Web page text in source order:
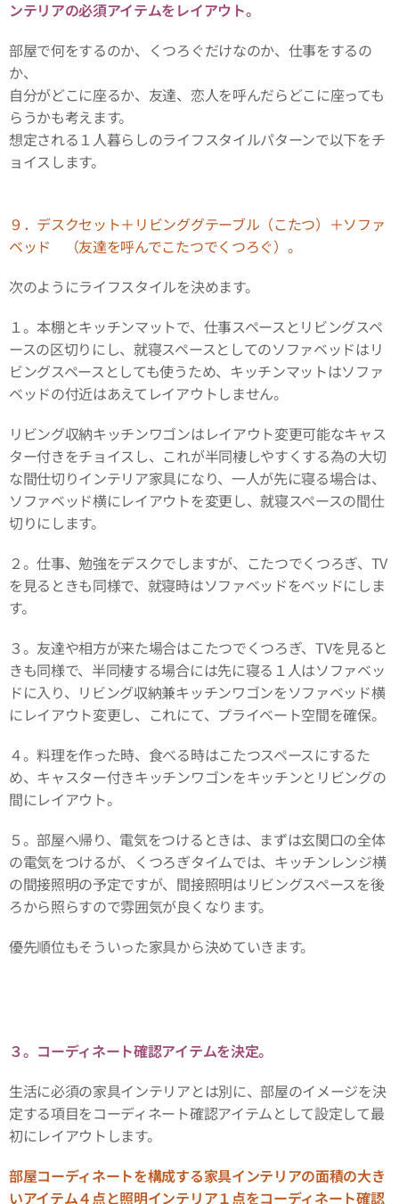
ンテリアの必須アイテムをレイアウト。
部屋で何をするのか、くつろぐだけなのか、仕事をするの
か、
自分がどこに座るか、友達、恋人を呼んだらどこに座っても
らうかも考えます。
想定される１人暮らしのライフスタイルパターンで以下をチ
ョイスします。
９．デスクセット＋リビンググテーブル（こたつ）＋ソファ
ベッド （友達を呼んでこたつでくつろぐ）。
次のようにライフスタイルを決めます。
１。本棚とキッチンマットで、仕事スペースとリビングスペ
ースの区切りにし、就寝スペースとしてのソファベッドはリ
ビングスペースとしても使うため、キッチンマットはソファ
ベッドの付近はあえてレイアウトしません。
リビング収納キッチンワゴンはレイアウト変更可能なキャス
ター付きをチョイスし、これが半同棲しやすくする為の大切
な間仕切りインテリア家具になり、一人が先に寝る場合は、
ソファベッド横にレイアウトを変更し、就寝スペースの間仕
切りにします。
２。仕事、勉強をデスクでしますが、こたつでくつろぎ、TV
を見るときも同様で、就寝時はソファベッドをベッドにしま
す。
３。友達や相方が来た場合はこたつでくつろぎ、TVを見ると
きも同様で、半同棲する場合には先に寝る１人はソファベッ
ドに入り、リビング収納兼キッチンワゴンをソファベッド横
にレイアウト変更し、これにて、プライベート空間を確保。
４。料理を作った時、食べる時はこたつスペースにするた
め、キャスター付きキッチンワゴンをキッチンとリビングの
間にレイアウト。
５。部屋へ帰り、電気をつけるときは、まずは玄関口の全体
の電気をつけるが、くつろぎタイムでは、キッチンレンジ横
の間接照明の予定ですが、間接照明はリビングスペースを後
ろから照らすので雰囲気が良くなります。
優先順位もそういった家具から決めていきます。
３。コーディネート確認アイテムを決定。
生活に必須の家具インテリアとは別に、部屋のイメージを決
定する項目をコーディネート確認アイテムとして設定して最
初にレイアウトします。
部屋コーディネートを構成する家具インテリアの面積の大き
いアイテム４点と照明インテリア１点をコーディネート確認